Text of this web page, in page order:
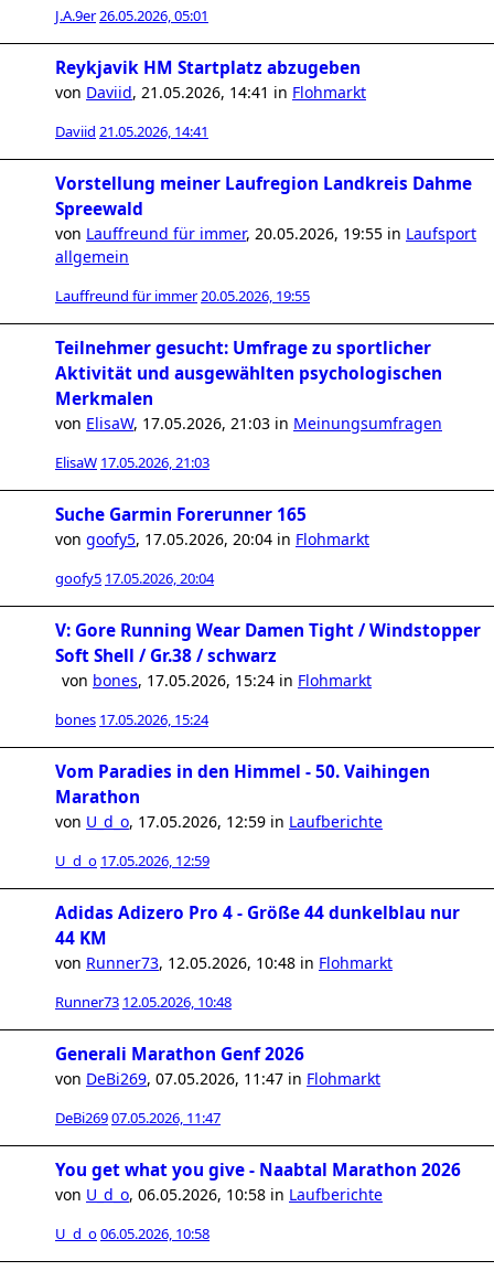
J.A.9er26.05.2026, 05:01
Reykjavik HM Startplatz abzugeben
von Daviid, 21.05.2026, 14:41 in Flohmarkt
Daviid 21.05.2026, 14:41
Vorstellung meiner Laufregion Landkreis Dahme
Spreewald
von Lauffreund für immer, 20.05.2026, 19:55 in Laufsport
allgemein
Lauffreund für immer20.05.2026, 19:55
Teilnehmer gesucht: Umfrage zu sportlicher
Aktivität und ausgewählten psychologischen
Merkmalen
von ElisaW, 17.05.2026, 21:03 in Meinungsumfragen
ElisaW 17.05.2026, 21:03
Suche Garmin Forerunner 165
von goofy5, 17.05.2026, 20:04 in Flohmarkt
goofy5 17.05.2026, 20:04
V: Gore Running Wear Damen Tight / Windstopper
Soft Shell / Gr.38 / schwarz
von bones, 17.05.2026, 15:24 in Flohmarkt
bones 17.05.2026, 15:24
Vom Paradies in den Himmel - 50. Vaihingen
Marathon
von U_d_o, 17.05.2026, 12:59 in Laufberichte
U_d_o 17.05.2026, 12:59
Adidas Adizero Pro 4 - Größe 44 dunkelblau nur
44 KM
von Runner73, 12.05.2026, 10:48 in Flohmarkt
Runner73 12.05.2026, 10:48
Generali Marathon Genf 2026
von DeBi269, 07.05.2026, 11:47 in Flohmarkt
DeBi26907.05.2026, 11:47
You get what you give - Naabtal Marathon 2026
von U_d_o, 06.05.2026, 10:58 in Laufberichte
U_d_o06.05.2026, 10:58